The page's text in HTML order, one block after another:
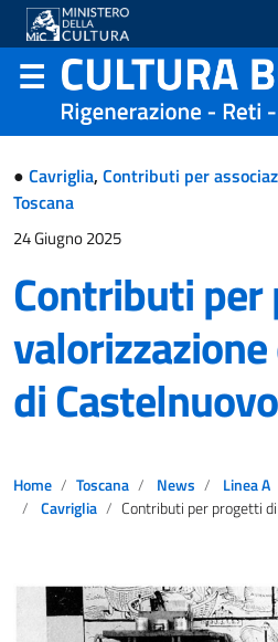
● Cavriglia, Contributi per
Toscana
24 Giugno 2025
Contributi
di
Home Toscana News Linea A
Cavriglia
Contributi per progetti di valorizzazione del borgo di